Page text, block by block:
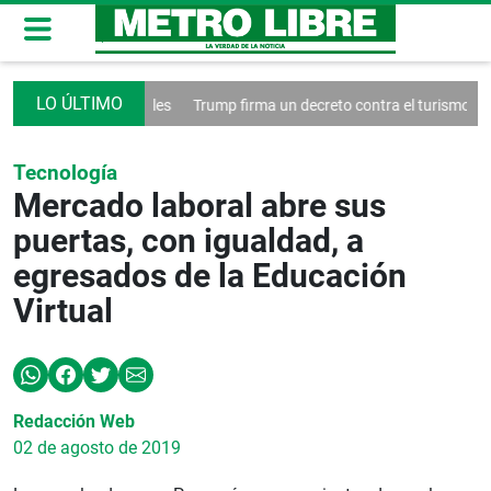
redes sociales Trump firma un decreto contra el turismo
Tecnología
Mercado laboral abre sus
puertas, con igualdad, a
egresados de la Educación
Virtual
Redacción Web
02 de agosto de 2019